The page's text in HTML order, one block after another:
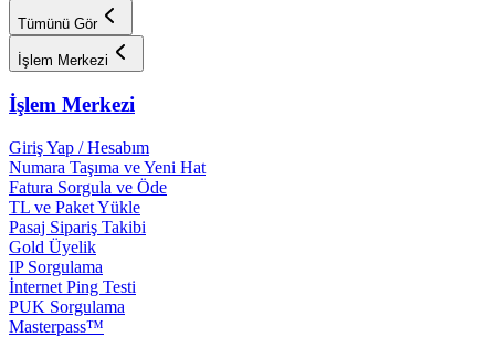
Tümünü Gör
İşlem Merkezi
İşlem Merkezi
Giriş Yap / Hesabım
Numara Taşıma ve Yeni Hat
Fatura Sorgula ve Öde
TL ve Paket Yükle
Pasaj Sipariş Takibi
Gold Üyelik
IP Sorgulama
İnternet Ping Testi
PUK Sorgulama
Masterpass™